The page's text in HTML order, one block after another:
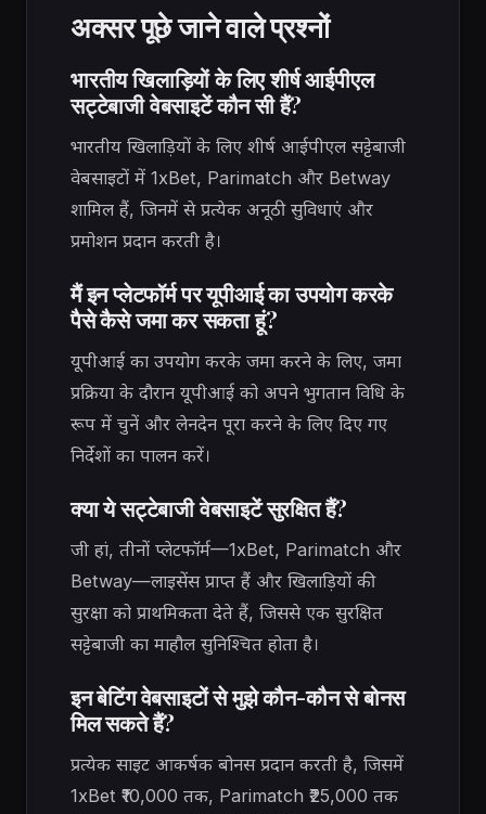
अक्सर पूछे जाने वाले प्रश्नों
भारतीय खिलाड़ियों के लिए शीर्ष आईपीएल
सट्टेबाजी वेबसाइटें कौन सी हैं?
भारतीय खिलाड़ियों के लिए शीर्ष आईपीएल सट्टेबाजी
वेबसाइटों में 1xBet, Parimatch और Betway
शामिल हैं, जिनमें से प्रत्येक अनूठी सुविधाएं और
प्रमोशन प्रदान करती है।
मैं इन प्लेटफॉर्म पर यूपीआई का उपयोग करके
पैसे कैसे जमा कर सकता हूं?
यूपीआई का उपयोग करके जमा करने के लिए, जमा
प्रक्रिया के दौरान यूपीआई को अपने भुगतान विधि के
रूप में चुनें और लेनदेन पूरा करने के लिए दिए गए
निर्देशों का पालन करें।
क्या ये सट्टेबाजी वेबसाइटें सुरक्षित हैं?
जी हां, तीनों प्लेटफॉर्म—1xBet, Parimatch और
Betway—लाइसेंस प्राप्त हैं और खिलाड़ियों की
सुरक्षा को प्राथमिकता देते हैं, जिससे एक सुरक्षित
सट्टेबाजी का माहौल सुनिश्चित होता है।
इन बेटिंग वेबसाइटों से मुझे कौन-कौन से बोनस
मिल सकते हैं?
प्रत्येक साइट आकर्षक बोनस प्रदान करती है, जिसमें
1xBet ₹10,000 तक, Parimatch ₹25,000 तक